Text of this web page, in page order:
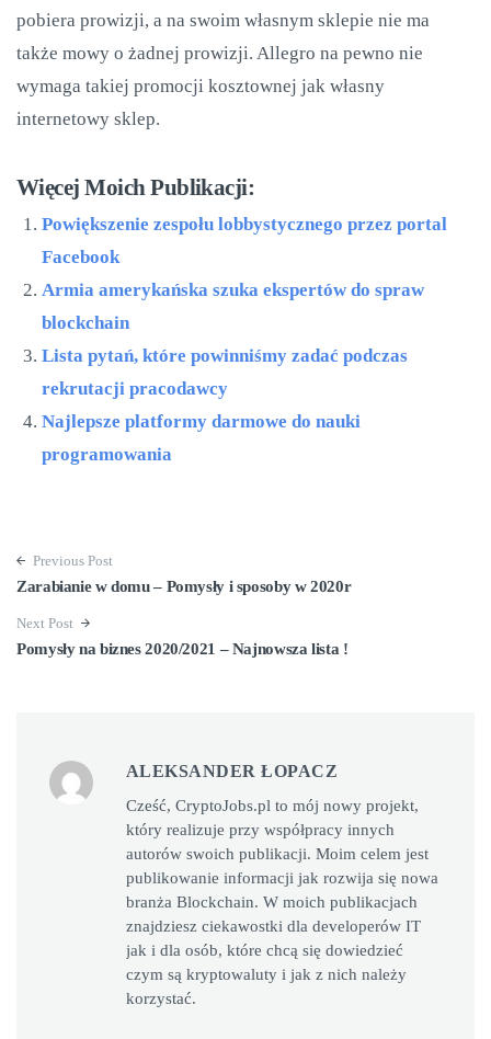
pobiera prowizji, a na swoim własnym sklepie nie ma
także mowy o żadnej prowizji. Allegro na pewno nie
wymaga takiej promocji kosztownej jak własny
internetowy sklep.
Więcej Moich Publikacji:
Powiększenie zespołu lobbystycznego przez portal
Facebook
Armia amerykańska szuka ekspertów do spraw
blockchain
Lista pytań, które powinniśmy zadać podczas
rekrutacji pracodawcy
Najlepsze platformy darmowe do nauki
programowania
Previous Post
Zarabianie w domu – Pomysły i sposoby w 2020r
Next Post
Pomysły na biznes 2020/2021 – Najnowsza lista !
ALEKSANDER ŁOPACZ
Cześć, CryptoJobs.pl to mój nowy projekt,
który realizuje przy współpracy innych
autorów swoich publikacji. Moim celem jest
publikowanie informacji jak rozwija się nowa
branża Blockchain. W moich publikacjach
znajdziesz ciekawostki dla developerów IT
jak i dla osób, które chcą się dowiedzieć
czym są kryptowaluty i jak z nich należy
korzystać.